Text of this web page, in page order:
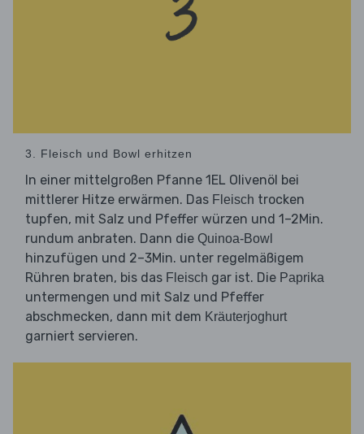
3. Fleisch und Bowl erhitzen
In einer mittelgroßen Pfanne 1EL Olivenöl bei
mittlerer Hitze erwärmen. Das Fleisch trocken
tupfen, mit Salz und Pfeffer würzen und 1–2Min.
rundum anbraten. Dann die Quinoa-Bowl
hinzufügen und 2–3Min. unter regelmäßigem
Rühren braten, bis das Fleisch gar ist. Die Paprika
untermengen und mit Salz und Pfeffer
abschmecken, dann mit dem Kräuterjoghurt
garniert servieren.